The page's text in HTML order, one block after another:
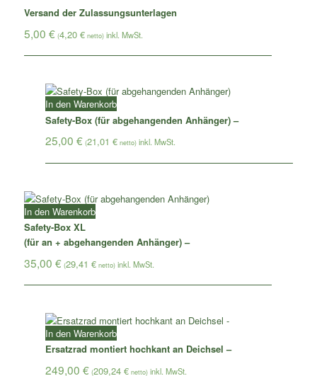
Versand der Zulassungsunterlagen
5,00€ (4,20€ netto)
Safety-Box (für abgehangenden Anhänger) –
25,00 € (21,01 €netto)
In den Warenkorb
Safety-Box XL
(für an + abgehangenden Anhänger) –
35,00€ (29,41€ netto)
In den Warenkorb
Ersatzrad montiert hochkant an Deichsel –
249,00 € (209,24 €netto)
In den Warenkorb